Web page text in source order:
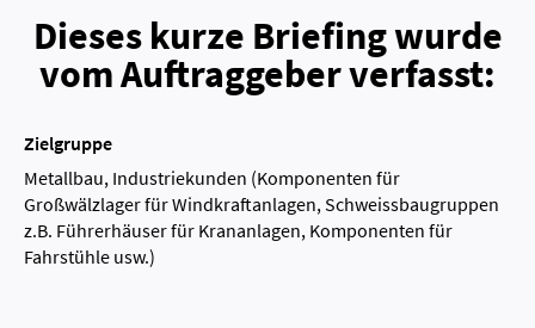
Dieses kurze Briefing wurde
vom Auftraggeber verfasst:
Zielgruppe
Metallbau, Industriekunden (Komponenten für
Großwälzlager für Windkraftanlagen, Schweissbaugruppen
z.B. Führerhäuser für Krananlagen, Komponenten für
Fahrstühle usw.)